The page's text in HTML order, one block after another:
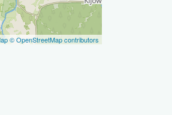
© OpenStreetMap contributors